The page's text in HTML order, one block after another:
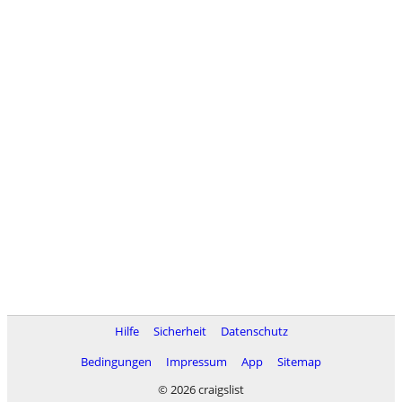
Hilfe Sicherheit
Datenschutz
Bedingungen
Impressum App
Sitemap
© 2026 craigslist